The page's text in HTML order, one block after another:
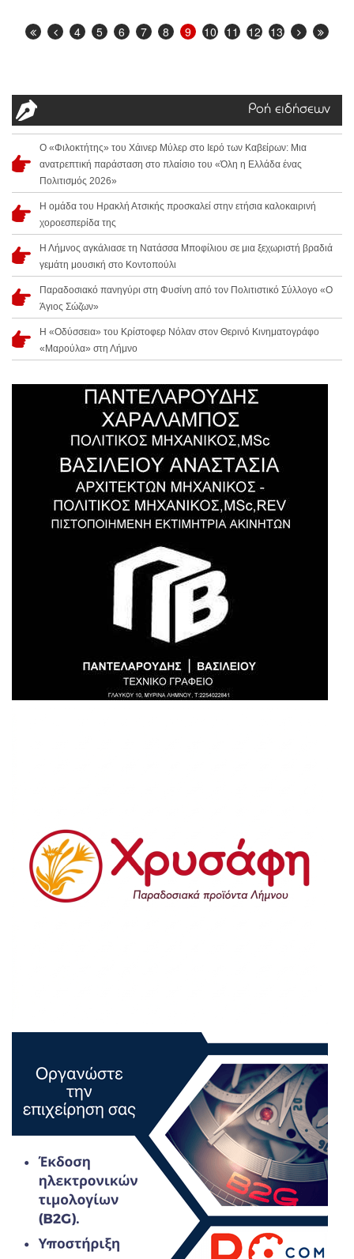
4 5 6 7 8 9 10 11 12 13
Ροή ειδήσεων
Ο «Φιλοκτήτης» του Χάινερ Μύλερ στο Ιερό των Καβείρων: Μια
ανατρεπτική παράσταση στο πλαίσιο του «Όλη η Ελλάδα ένας
Πολιτισμός 2026»
Η ομάδα του Ηρακλή Ατσικής προσκαλεί στην ετήσια καλοκαιρινή
χοροεσπερίδα της
Η Λήμνος αγκάλιασε τη Νατάσσα Μποφίλιου σε μια ξεχωριστή βραδιά
γεμάτη μουσική στο Κοντοπούλι
Παραδοσιακό πανηγύρι στη Φυσίνη από τον Πολιτιστικό Σύλλογο «Ο
Άγιος Σώζων»
Η «Οδύσσεια» του Κρίστοφερ Νόλαν στον Θερινό Κινηματογράφο
«Μαρούλα» στη Λήμνο